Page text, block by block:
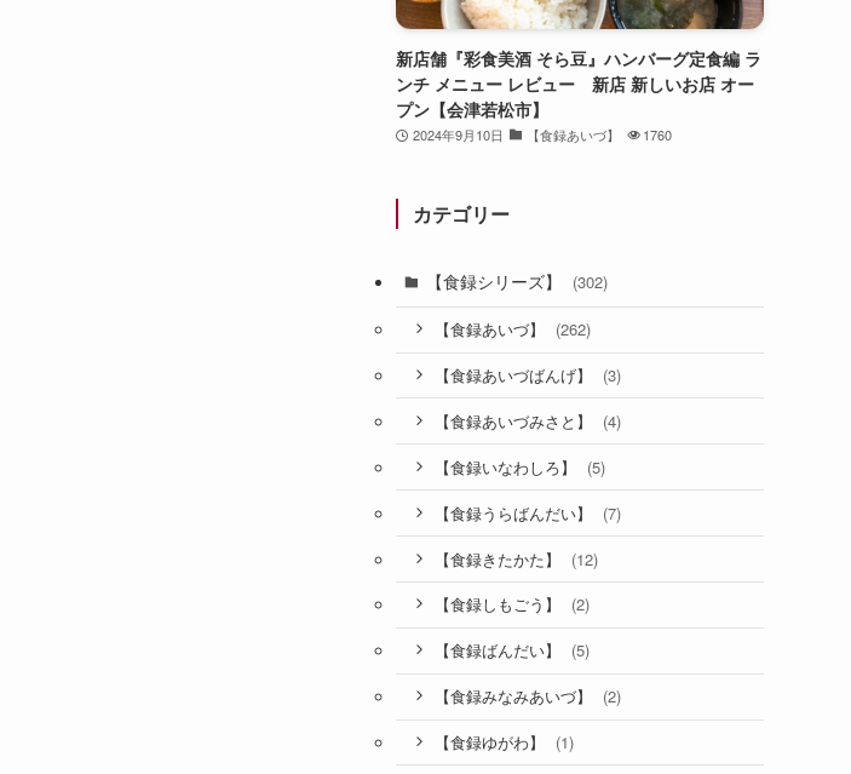
新店舗『彩食美酒 そら豆』ハンバーグ定食編 ラ
ンチ メニュー レビュー 新店 新しいお店 オー
プン【会津若松市】
2024年9月10日 【食録あいづ】 1760
カテゴリー
【食録シリーズ】 (302)
【食録あいづ】 (262)
【食録あいづばんげ】 (3)
【食録あいづみさと】 (4)
【食録いなわしろ】 (5)
【食録うらばんだい】 (7)
【食録きたかた】 (12)
【食録しもごう】 (2)
【食録ばんだい】 (5)
【食録みなみあいづ】 (2)
【食録ゆがわ】 (1)